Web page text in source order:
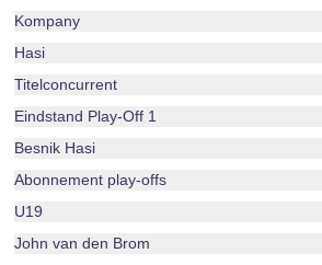
Kompany
Hasi
Titelconcurrent
Eindstand Play-Off 1
Besnik Hasi
Abonnement play-offs
U19
John van den Brom